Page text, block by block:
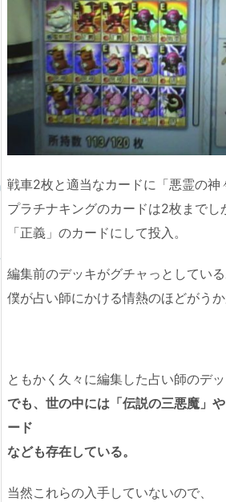
戦車2枚と適当なカードに「悪霊の神
プラチナキングのカードは2枚までし
「正義」のカードにして投入。
編集前のデッキがグチャっとしてい
僕が占い師にかける情熱のほどがうか
ともかく久々に編集した占い師のデッ
でも、世の中には「伝説の三悪魔」
ード
なども存在している。
当然これらの入手していないので、